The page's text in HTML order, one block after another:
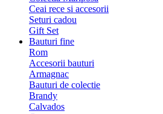
Ceai rece si accesorii
Seturi cadou
Gift Set
Bauturi fine
Rom
Accesorii bauturi
Armagnac
Bauturi de colectie
Brandy
Calvados